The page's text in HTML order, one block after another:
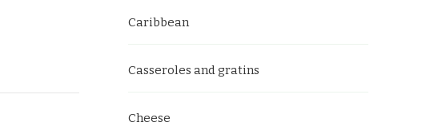
Caribbean
Casseroles and gratins
Cheese